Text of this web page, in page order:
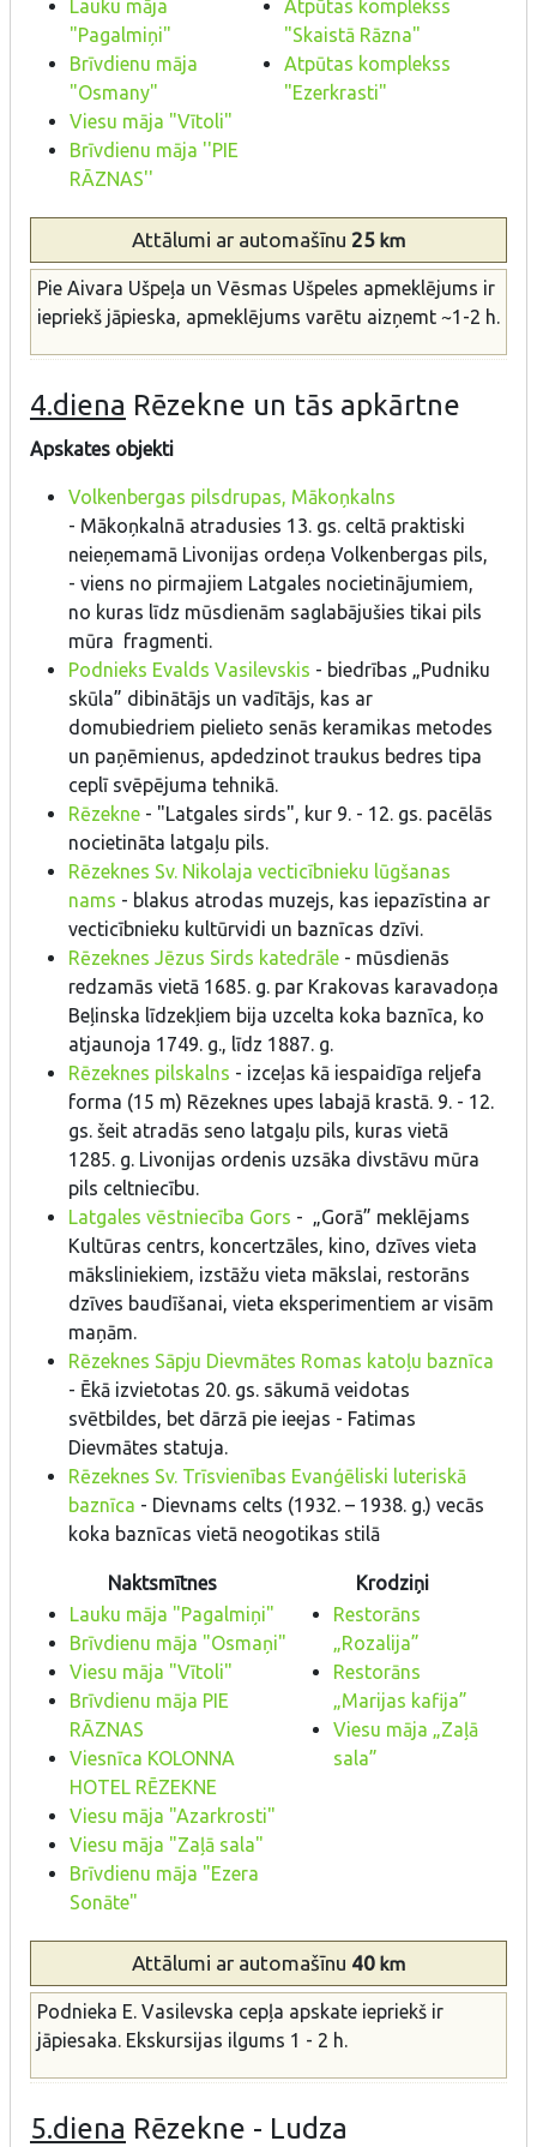
Lauku māja
"Pagalmiņi"
Brīvdienu māja
"Osmany"
Viesu māja "Vītoli"
Brīvdienu māja ''PIE
RĀZNAS''
Atpūtas komplekss
"Skaistā Rāzna"
Atpūtas komplekss
"Ezerkrasti"
Attālumi ar automašīnu 25 km
Pie Aivara Ušpeļa un Vēsmas Ušpeles apmeklējums ir
iepriekš jāpieska, apmeklējums varētu aizņemt ~1-2 h.
4.diena Rēzekne un tās apkārtne
Apskates objekti
Volkenbergas pilsdrupas, Mākoņkalns
- Mākoņkalnā atradusies 13. gs. celtā praktiski
neieņemamā Livonijas ordeņa Volkenbergas pils,
- viens no pirmajiem Latgales nocietinājumiem,
no kuras līdz mūsdienām saglabājušies tikai pils
mūra fragmenti.
Podnieks Evalds Vasilevskis - biedrības „Pudniku
skūla” dibinātājs un vadītājs, kas ar
domubiedriem pielieto senās keramikas metodes
un paņēmienus, apdedzinot traukus bedres tipa
ceplī svēpējuma tehnikā.
Rēzekne - "Latgales sirds", kur 9. - 12. gs. pacēlās
nocietināta latgaļu pils.
Rēzeknes Sv. Nikolaja vecticībnieku lūgšanas
nams - blakus atrodas muzejs, kas iepazīstina ar
vecticībnieku kultūrvidi un baznīcas dzīvi.
Rēzeknes Jēzus Sirds katedrāle - mūsdienās
redzamās vietā 1685. g. par Krakovas karavadoņa
Beļinska līdzekļiem bija uzcelta koka baznīca, ko
atjaunoja 1749. g., līdz 1887. g.
Rēzeknes pilskalns - izceļas kā iespaidīga reljefa
forma (15 m) Rēzeknes upes labajā krastā. 9. - 12.
gs. šeit atradās seno latgaļu pils, kuras vietā
1285. g. Livonijas ordenis uzsāka divstāvu mūra
pils celtniecību.
Latgales vēstniecība Gors - „Gorā” meklējams
Kultūras centrs, koncertzāles, kino, dzīves vieta
māksliniekiem, izstāžu vieta mākslai, restorāns
dzīves baudīšanai, vieta eksperimentiem ar visām
maņām.
Rēzeknes Sāpju Dievmātes Romas katoļu baznīca
- Ēkā izvietotas 20. gs. sākumā veidotas
svētbildes, bet dārzā pie ieejas - Fatimas
Dievmātes statuja.
Rēzeknes Sv. Trīsvienības Evanģēliski luteriskā
baznīca - Dievnams celts (1932. – 1938. g.) vecās
koka baznīcas vietā neogotikas stilā
Naktsmītnes
Krodziņi
Lauku māja "Pagalmiņi"
Brīvdienu māja "Osmaņi"
Viesu māja "Vītoli"
Brīvdienu māja PIE
RĀZNAS
Viesnīca KOLONNA
HOTEL RĒZEKNE
Viesu māja "Azarkrosti"
Viesu māja "Zaļā sala"
Brīvdienu māja "Ezera
Sonāte"
Restorāns
„Rozalija”
Restorāns
„Marijas kafija”
Viesu māja „Zaļā
sala”
Attālumi ar automašīnu 40 km
Podnieka E. Vasilevska cepļa apskate iepriekš ir
jāpiesaka. Ekskursijas ilgums 1 - 2 h.
5.diena Rēzekne - Ludza